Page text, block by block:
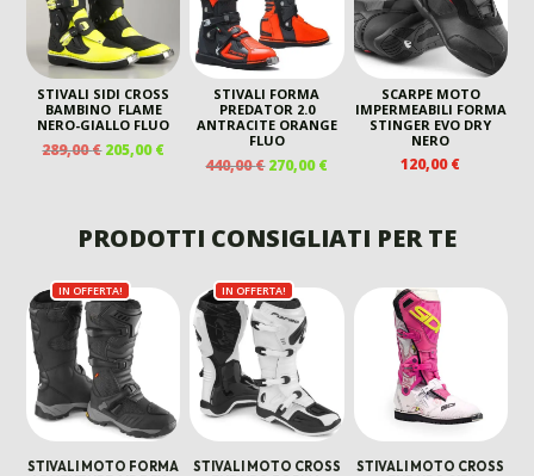
STIVALI SIDI CROSS
BAMBINO FLAME
NERO-GIALLO FLUO
289,00€ IL
289,00 €.
205,00€IL
PREZZO
205,00 €.
STIVALI FORMA
PREDATOR 2.0
ANTRACITE ORANGE
FLUO
440,00€ IL
ERA:
440,00 €.
270,00€IL
È:
270,00 €.
SCARPE MOTO
IMPERMEABILI FORMA
STINGER EVO DRY
NERO
120,00€
PRODOTTI CONSIGLIATI PER TE
IN OFFERTA!
STIVALI MOTO FORMA
IN OFFERTA!
STIVALI MOTO CROSS
STIVALI MOTO CROSS